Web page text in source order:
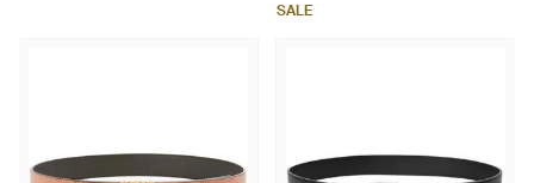
SALE